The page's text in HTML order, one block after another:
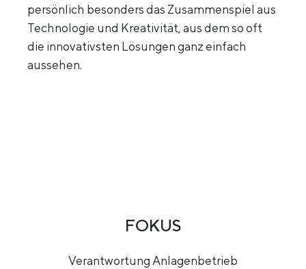
persönlich besonders das Zusammenspiel aus
Technologie und Kreativität, aus dem so oft
die innovativsten Lösungen ganz einfach
aussehen.
FOKUS
Verantwortung Anlagenbetrieb